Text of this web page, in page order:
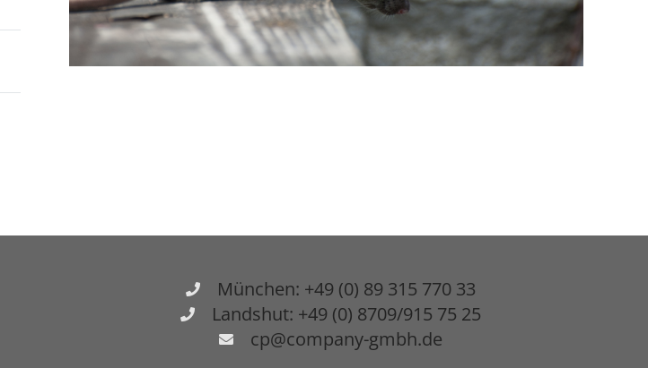
München: +49 (0) 89 315 770 33
Landshut: +49 (0) 8709/915 75 25
cp@company-gmbh.de